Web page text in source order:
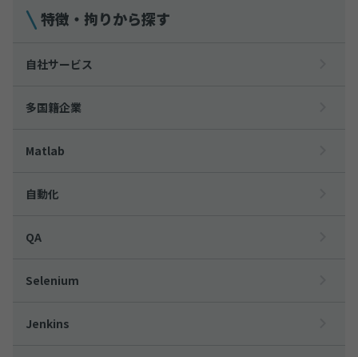
特徴・拘りから探す
自社サービス
多国籍企業
Matlab
自動化
QA
Selenium
Jenkins